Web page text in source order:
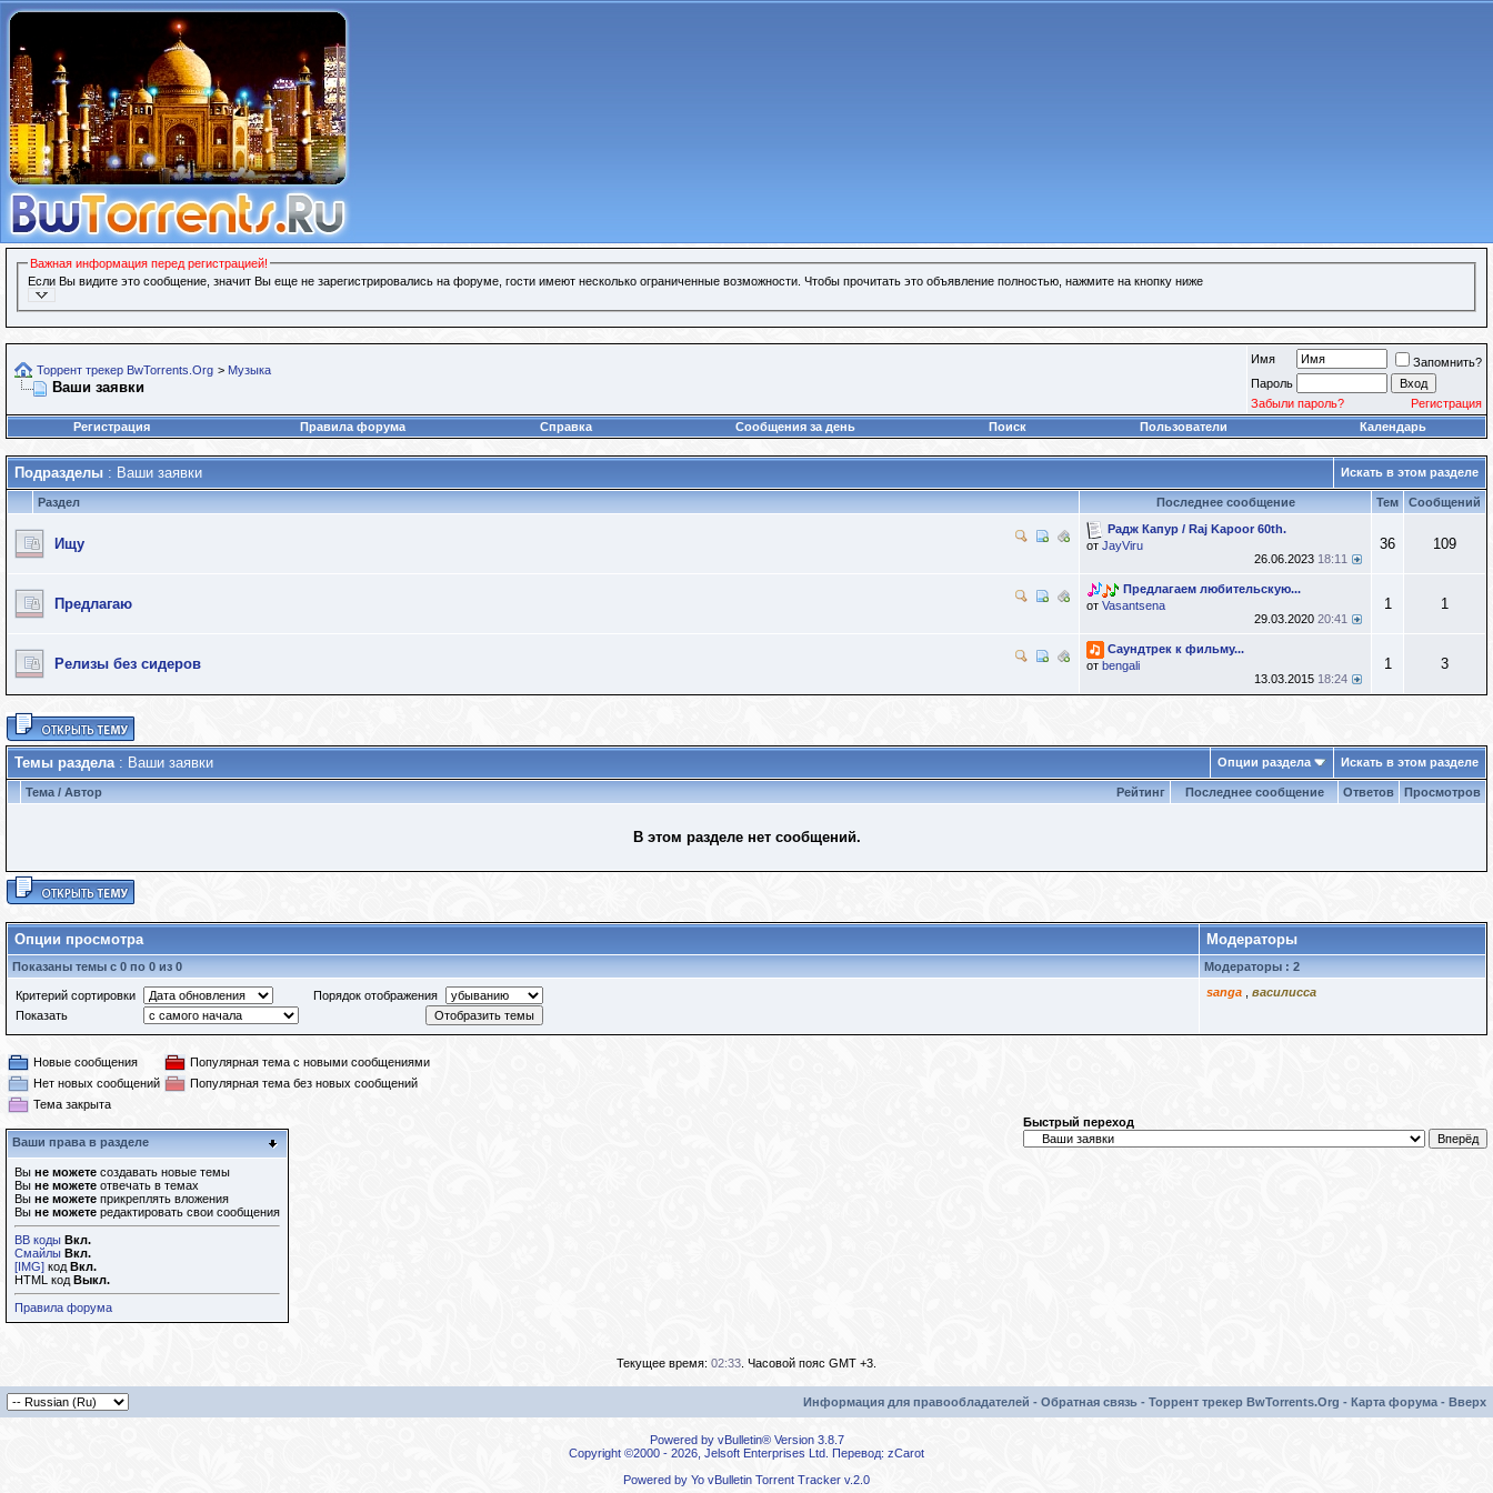
Важная информация перед регистрацией!
Если Вы видите это сообщение, значит Вы еще не зарегистрировались на форуме, гости имеют несколько ограниченные возможности. Чтобы прочитать это объявление полностью, нажмите на кнопку ниже
Торрент трекер BwTorrents.Org > Музыка
Ваши заявки
Имя
Запомнить?
Пароль
Забыли пароль?
Регистрация
Регистрация
Правила форума Справка Сообщения за день Поиск Пользователи Календарь
Подразделы : Ваши заявки Искать в этом разделе
Раздел Последнее сообщение Тем Сообщений
Ищу
Радж Капур / Raj Kapoor 60th.
от JayViru
26.06.2023 18:11
36 109
Предлагаю
Предлагаем любительскую...
от Vasantsena
29.03.2020 20:41
1 1
Релизы без сидеров
Саундтрек к фильму...
от bengali
13.03.2015 18:24
1 3
Темы раздела: Ваши заявки Опции раздела Искать в этом разделе
Рейтинг
Тема / Автор Последнее сообщение Ответов Просмотров
В этом разделе нет сообщений.
Опции просмотра Модераторы
Показаны темы с 0 по 0 из 0 Модераторы : 2
Критерий сортировки
Порядок отображения
Показать
sanga василисса
Новые сообщения
Популярная тема с новыми сообщениями
Нет новых сообщений
Популярная тема без новых сообщений
Тема закрыта
Ваши права в разделе
Вы не можете создавать новые темы
Вы не можете отвечать в темах
Вы не можете прикреплять вложения
Вы не можете редактировать свои сообщения
BB коды Вкл.
Смайлы Вкл.
[IMG] код Вкл.
HTML код Выкл.
Правила форума
Быстрый переход
Текущее время: 02:33 . Часовой пояс GMT +3.
Информация для правообладателей - Обратная связь - Торрент трекер BwTorrents.Org - Карта форума - Вверх
Powered by vBulletin® Version 3.8.7
Copyright ©2000 - 2026, Jelsoft Enterprises Ltd. Перевод: zCarot
Powered by Yo vBulletin Torrent Tracker v.2.0